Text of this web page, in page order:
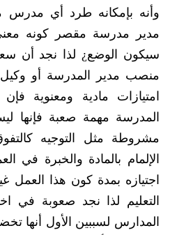
وأنه بإمكانه طرد أي مدرس
مدير مدرسة مقصر كونه معني
سيكون الوضع¿ لذا نجد أن
منصب مدير المدرسة أو
امتيازات مادية ومعنوية
المدرسة مهمة صعبة فإنها
مشروطة مثل التوجيه
الإلمام بالمادة والخبرة في
اجتيازه بمدة كون هذا العمل
التعليم لذا نجد صعوبة في
المدارس لسببين الأول أنها